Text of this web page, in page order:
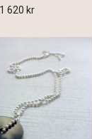
1 620 kr